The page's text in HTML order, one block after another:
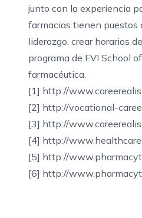
junto con la experiencia
farmacias tienen puestos
liderazgo, crear horarios
programa de FVI School
farmacéutica.
[1] http://
[2] http://vocational-
[3] http://
[4] http://
[5] http://
[6] http://